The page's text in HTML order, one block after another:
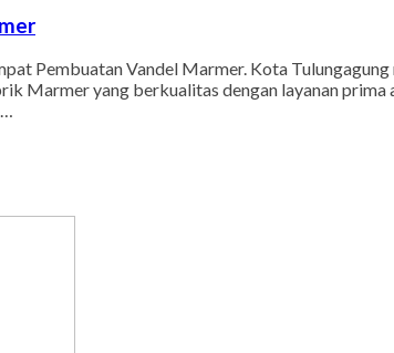
Pembuatan Vandel Marmer. Kota
Marmer yang berkualitas dengan layanan